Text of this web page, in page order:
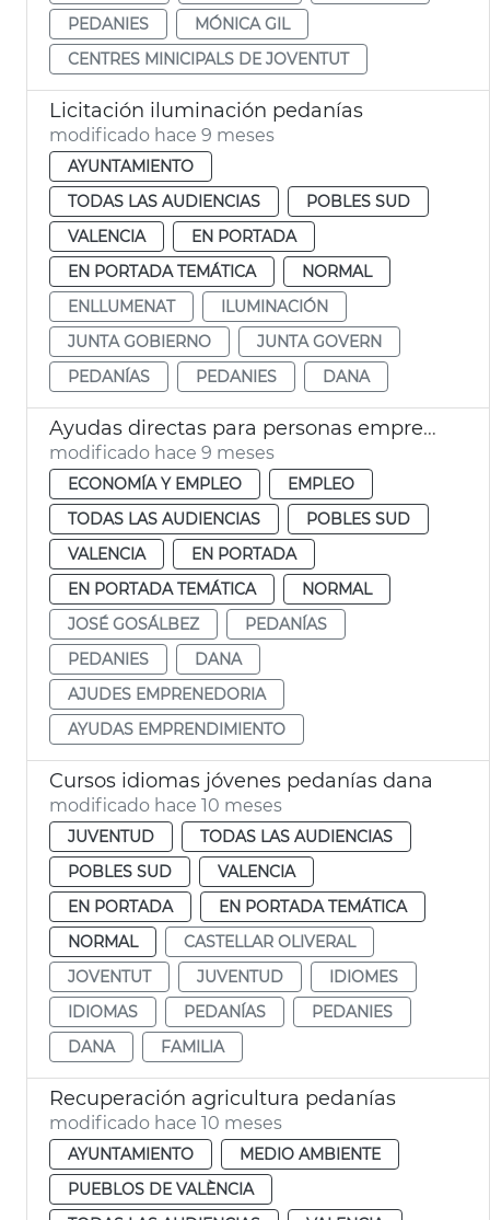
PEDANIES
MÓNICA GIL
CENTRES MINICIPALS DE JOVENTUT
Licitación iluminación pedanías
modificado hace 9 meses
AYUNTAMIENTO
TODAS LAS AUDIENCIAS
POBLES SUD
VALENCIA
EN PORTADA
EN PORTADA TEMÁTICA
NORMAL
ENLLUMENAT
ILUMINACIÓN
JUNTA GOBIERNO
JUNTA GOVERN
PEDANÍAS
PEDANIES DANA
Ayudas directas para personas emprenedoras
modificado hace 9 meses
ECONOMÍA Y EMPLEO
EMPLEO
TODAS LAS AUDIENCIAS
POBLES SUD
VALENCIA
EN PORTADA
EN PORTADA TEMÁTICA
NORMAL
JOSÉ GOSÁLBEZ
PEDANÍAS
PEDANIES
DANA
AJUDES EMPRENEDORIA
AYUDAS EMPRENDIMIENTO
Cursos idiomas jóvenes pedanías dana
modificado hace 10 meses
JUVENTUD
TODAS LAS AUDIENCIAS
POBLES SUD
VALENCIA
EN PORTADA
EN PORTADA TEMÁTICA
NORMAL
CASTELLAR OLIVERAL
JOVENTUT
JUVENTUD
IDIOMES
IDIOMAS
PEDANÍAS
PEDANIES
DANA
FAMILIA
Recuperación agricultura pedanías
modificado hace 10 meses
AYUNTAMIENTO
MEDIO AMBIENTE
PUEBLOS DE VALÈNCIA